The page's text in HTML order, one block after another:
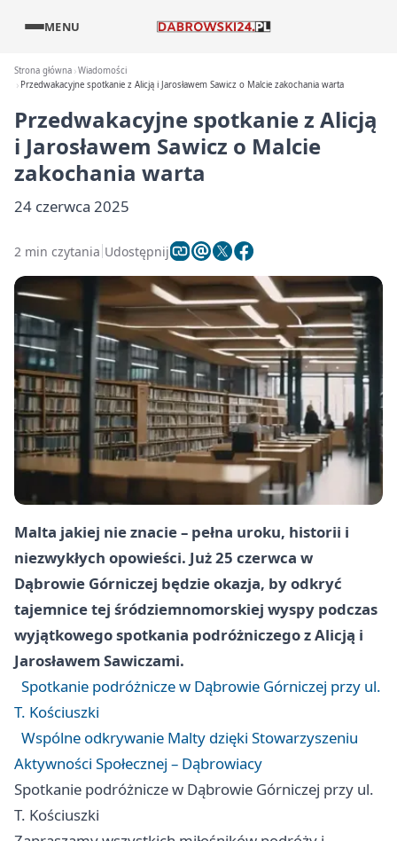
MENU
Strona główna Wiadomości
Przedwakacyjne spotkanie z Alicją i Jarosławem Sawicz o Malcie zakochania warta
Przedwakacyjne spotkanie z Alicją
i Jarosławem Sawicz o Malcie
zakochania warta
24 czerwca 2025
2 min czytania Udostępnij
Malta jakiej nie znacie – pełna uroku, historii i
niezwykłych opowieści. Już 25 czerwca w
Dąbrowie Górniczej będzie okazja, by odkryć
tajemnice tej śródziemnomorskiej wyspy podczas
wyjątkowego spotkania podróżniczego z Alicją i
Jarosławem Sawiczami.
Spotkanie podróżnicze w Dąbrowie Górniczej przy ul.
T. Kościuszki
Wspólne odkrywanie Malty dzięki Stowarzyszeniu
Aktywności Społecznej – Dąbrowiacy
Spotkanie podróżnicze w Dąbrowie Górniczej przy ul.
T. Kościuszki